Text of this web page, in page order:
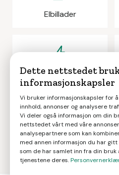
Elbillader
Elektrikeroppdrag
Eiendomsmegling
Dette nettstedet
informasjonskapsler
Vi bruker informasjonskapsler for
innhold, annonser og analysere
Vi deler også informasjon om din
nettstedet vårt med våre
analysepartnere som kan
med annen informasjon du har
som de har samlet inn fra din bruk
tjenestene deres.